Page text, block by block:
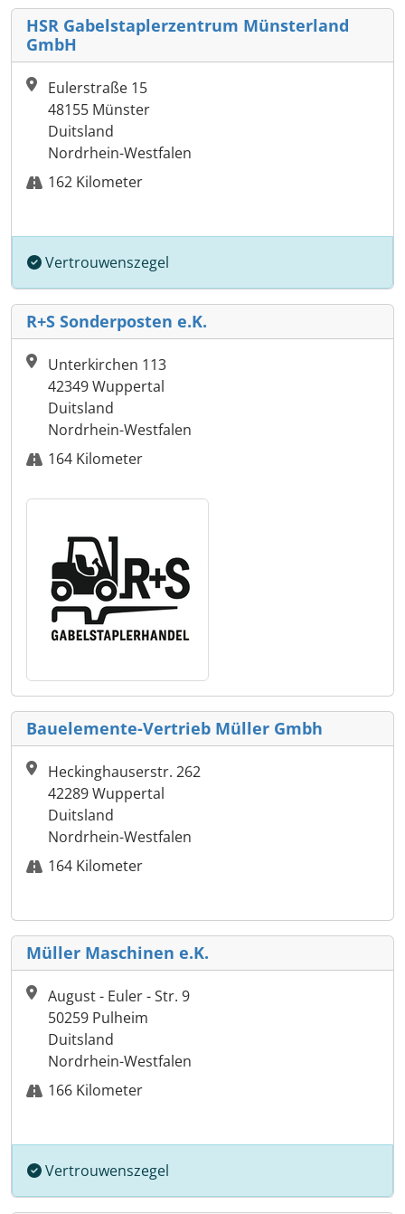
HSR Gabelstaplerzentrum Münsterland
GmbH
Eulerstraße 15
48155 Münster
Duitsland
Nordrhein-Westfalen
162 Kilometer
Vertrouwenszegel
R+S Sonderposten e.K.
Unterkirchen 113
42349 Wuppertal
Duitsland
Nordrhein-Westfalen
164 Kilometer
Bauelemente-Vertrieb Müller Gmbh
Heckinghauserstr. 262
42289 Wuppertal
Duitsland
Nordrhein-Westfalen
164 Kilometer
Müller Maschinen e.K.
August - Euler - Str. 9
50259 Pulheim
Duitsland
Nordrhein-Westfalen
166 Kilometer
Vertrouwenszegel